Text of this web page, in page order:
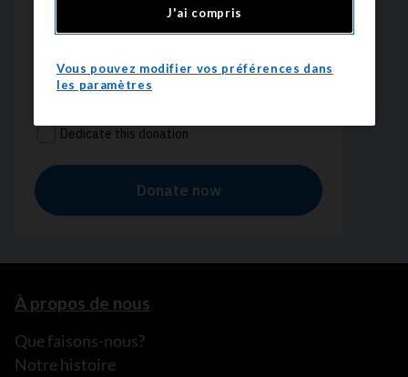
À propos de nous
Que faisons-nous?
Notre histoire
J'ai compris
Vous pouvez modifier vos préférences dans
les paramètres